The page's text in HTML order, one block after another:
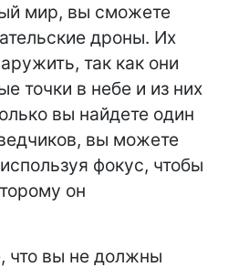
мир, вы сможете
дроны. Их
так как они
точки в небе и из них
вы найдете один
вы можете
фокус, чтобы
он
что вы не должны